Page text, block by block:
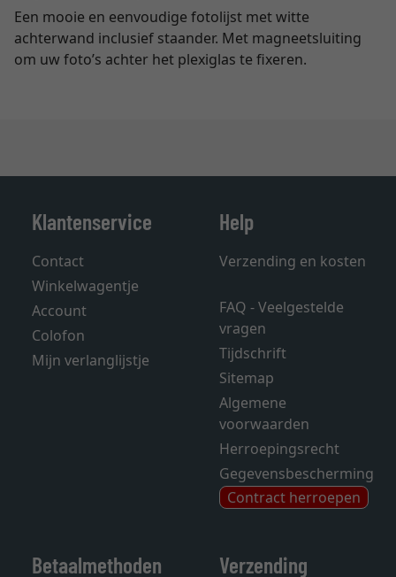
Een mooie en eenvoudige fotolijst met witte
achterwand inclusief staander. Met magneetsluiting
om uw foto’s achter het plexiglas te fixeren.
Klantenservice
Contact
Winkelwagentje
Account
Colofon
Mijn verlanglijstje
Help
Verzending en kosten
FAQ - Veelgestelde
vragen
Tijdschrift
Sitemap
Algemene
voorwaarden
Herroepingsrecht
Gegevensbescherming
Contract herroepen
Betaalmethoden Verzending